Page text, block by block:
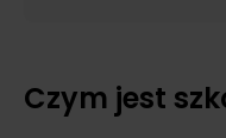
Czym jest